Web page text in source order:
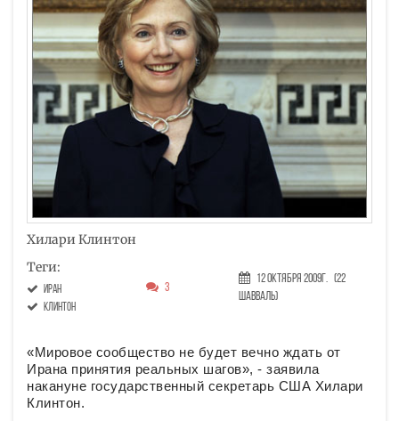
Хилари Клинтон
Теги:
Иран
клинтон
3
12 Октября 2009г. (22
Шавваль)
«Мировое сообщество не будет вечно ждать от
Ирана принятия реальных шагов», - заявила
накануне государственный секретарь США Хилари
Клинтон.